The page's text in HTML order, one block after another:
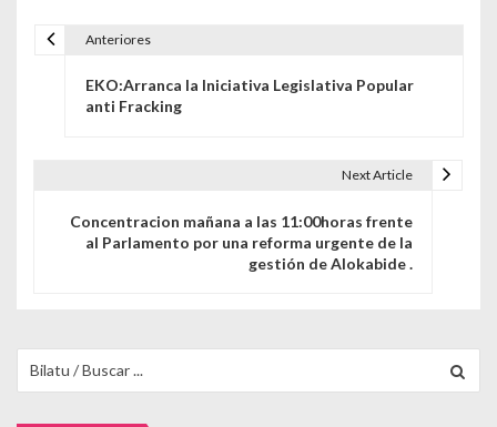
Anteriores
EKO:Arranca la Iniciativa Legislativa Popular
anti Fracking
Next Article
Concentracion mañana a las 11:00horas frente
al Parlamento por una reforma urgente de la
gestión de Alokabide .